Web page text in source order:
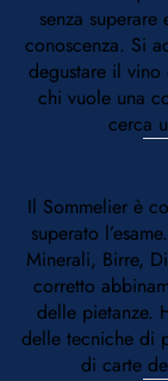
senza
conoscenza. Si
degustare il
chi vuole una
cerca
Il Sommelier è
superato
Minerali, Birre,
corretto
delle pietanze.
delle tecniche di
di carte